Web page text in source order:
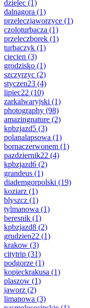
dzielec (1)
dalnagora (1)
przeleczjaworzyce (1)
czoloturbacza (1)
przeleczborek (1)
turbaczyk (1)
ciecien (3)
grodzisko (1)
szczyrzyc (2)
styczen23 (4)
lipiec22 (10)
zarkalwaryjski (1)
photography (98)
amazingnature (2)
kpbzjazd5 (3)
polanalapsowa (1)
bornaczerwonem (1)
pazdziernik22 (4)
kpbzjazd6 (2)
grandeus (1)
diademgorpolski (19)
koziarz (1)
blyszcz (1)
tylmanowa (1)
beresnik (1)
kpbzjazd8 (2)
grudzien22 (1)
krakow (3)
citytrip (31)
podgorze (1)
kopieckrakusa (1)
plaszow (1)
jaworz (2)
limanowa (3)